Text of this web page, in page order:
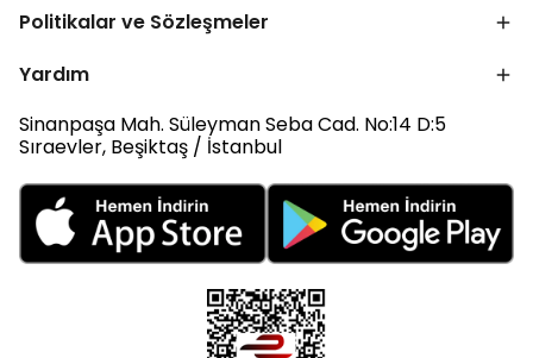
Politikalar ve Sözleşmeler
Yardım
Sinanpaşa Mah. Süleyman Seba Cad. No:14 D:5
Sıraevler, Beşiktaş / İstanbul